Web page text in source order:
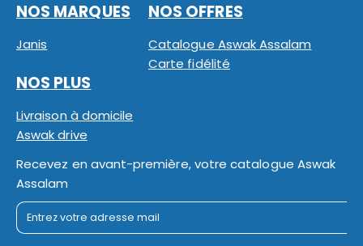
NOS MARQUES
Janis
NOS OFFRES
Catalogue Aswak Assalam
Carte fidélité
NOS PLUS
Livraison à domicile
Aswak drive
Recevez en avant-première, votre catalogue Aswak
Assalam